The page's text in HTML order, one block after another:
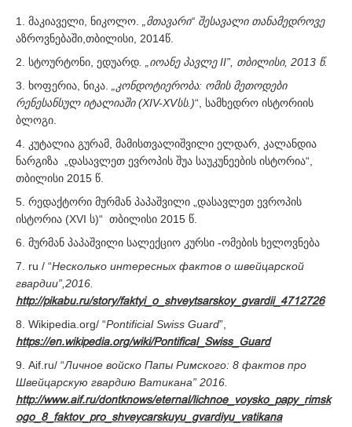
მაკიაველი, ნიკოლო.
„მთავარი“ შესავალი თანამედროვე
აზროვნებაში,თბილისი, 2014წ.
სტოურტონი, ედუარდ . „იოანე პავლე II”, თბილისი, 2013 წ.
ხოფერია, ნიკა.
„კონდოტიერობა: ომის მეთოდები
რენესანსულ იტალიაში (XIV-XVსს.)“, სამხედრო ისტორიის
ბლოგი.
კუტალია გურამ, მამისთვალიშვილი ელდარ, კალანდია
ნარგიზა „დასავლეთ ევროპის შუა საუკუნეების ისტორია“,
თბილისი 2015 წ.
რედაქტორი მურმან პაპაშვილი „დასავლეთ ევროპის
ისტორია (XVI ს)“ თბილისი 2015 წ.
მურმან პაპაშვილი სალექციო კურსი -ომების ხელოვნება
ru / “Несколько интересных фактов о швейцарской
гвардии”,2016.
http://pikabu.ru/story/faktyi_o_shveytsarskoy_gvardii_4712726
Wikipedia.org/ “Pontificial Swiss Guard”,
https://en.wikipedia.org/wiki/Pontifical_Swiss_Guard
Aif.ru/ “Личное войско Папы Римского: 8 фактов про
Швейцарскую гвардию Ватикана” 2016.
http://www.aif.ru/dontknows/eternal/lichnoe_voysko_papy_rimsk
ogo_8_faktov_pro_shveycarskuyu_gvardiyu_vatikana